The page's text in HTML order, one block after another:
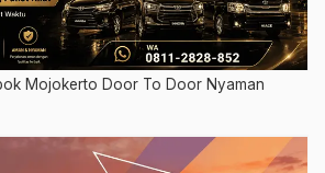
Mojokerto Door To Door Nyaman